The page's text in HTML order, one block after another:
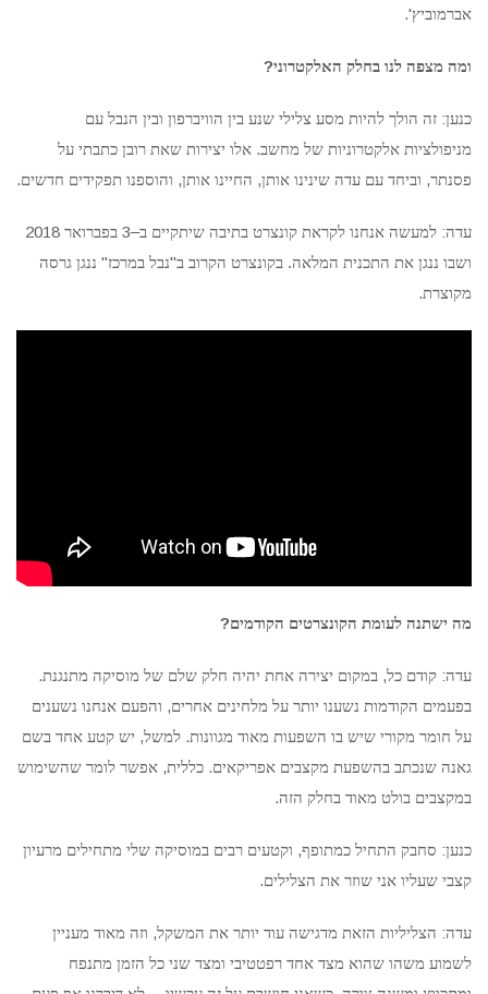
אברמוביץ'.
ומה מצפה לנו בחלק האלקטרוני?
כנען: זה הולך להיות מסע צלילי שנע בין הוויברפון ובין הנבל עם
מניפולציות אלקטרוניות של מחשב. אלו יצירות שאת רובן כתבתי על
פסנתר, וביחד עם עדה שינינו אותן, החיינו אותן, והוספנו תפקידים חדשים.
עדה: למעשה אנחנו לקראת קונצרט בתיבה שיתקיים ב–
3 בפברואר 2018
ושבו ננגן את התכנית המלאה. בקונצרט הקרוב ב"נבל במרכז" ננגן גרסה
מקוצרת.
מה ישתנה לעומת הקונצרטים הקודמים?
עדה: קודם כל, במקום יצירה אחת יהיה חלק שלם של מוסיקה מתנגנת.
בפעמים הקודמות נשענו יותר על מלחינים אחרים, והפעם אנחנו נשענים
על חומר מקורי שיש בו השפעות מאוד מגוונות. למשל, יש קטע אחד בשם
גאנה שנכתב בהשפעת מקצבים אפריקאים. כללית, אפשר לומר שהשימוש
במקצבים בולט מאוד בחלק הזה.
כנען: סחבק התחיל כמתופף, וקטעים רבים במוסיקה שלי מתחילים מרעיון
קצבי שעליו אני שוזר את הצלילים.
עדה: הצליליות הזאת מדגישה עוד יותר את המשקל, וזה מאוד מעניין
לשמוע משהו שהוא מצד אחד רפטטיבי ומצד שני כל הזמן מתנפח